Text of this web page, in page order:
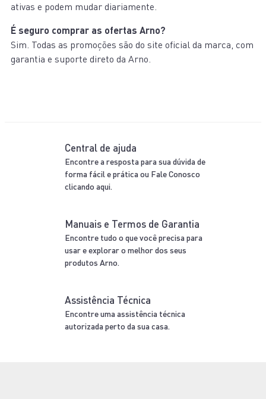
ativas e podem mudar diariamente.
É seguro comprar as ofertas Arno?
Sim. Todas as promoções são do site oficial da marca, com
garantia e suporte direto da Arno.
Central de ajuda
Encontre a resposta para sua dúvida de
forma fácil e prática ou Fale Conosco
clicando aqui.
Manuais e Termos de Garantia
Encontre tudo o que você precisa para
usar e explorar o melhor dos seus
produtos Arno.
Assistência Técnica
Encontre uma assistência técnica
autorizada perto da sua casa.